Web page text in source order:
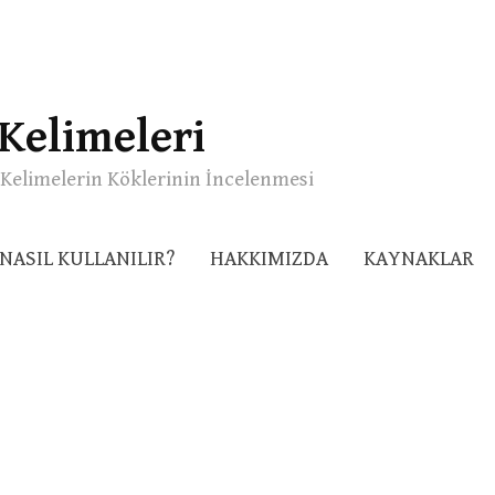
Kelimelerin Köklerinin İncelenmesi
NASIL KULLANILIR? HAKKIMIZDA KAYNAKLAR